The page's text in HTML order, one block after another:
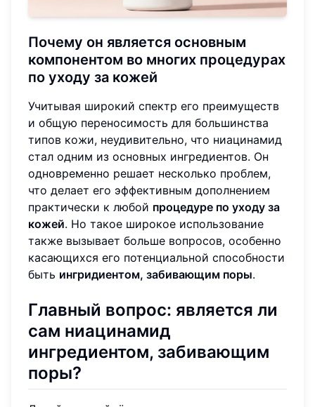
Почему он является основным
компонентом во многих процедурах
по уходу за кожей
Учитывая широкий спектр его преимуществ
и общую переносимость для большинства
типов кожи, неудивительно, что ниацинамид
стал одним из основных ингредиентов. Он
одновременно решает несколько проблем,
что делает его эффективным дополнением
практически к любой процедуре по уходу за
кожей. Но такое широкое использование
также вызывает больше вопросов, особенно
касающихся его потенциальной способности
быть ингридиентом, забивающим поры.
Главный вопрос: является ли
сам ниацинамид
ингредиентом, забивающим
поры?